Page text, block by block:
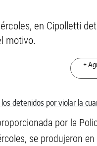
en Cipolletti
motivo.
+
por la
se produjeron